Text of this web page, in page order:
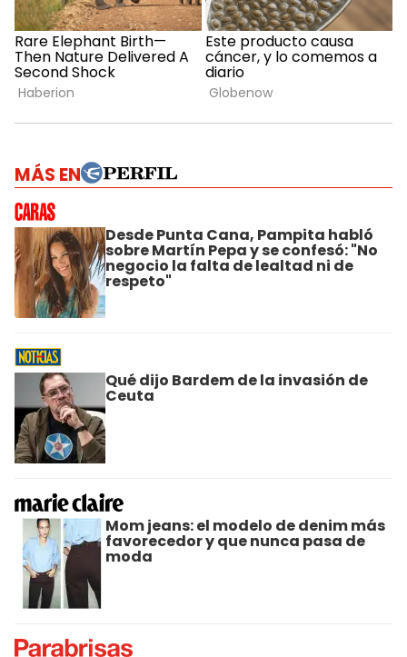
MÁS EN
Desde Punta Cana, Pampita habló
sobre Martín Pepa y se confesó: "No
negocio la falta de lealtad ni de
respeto"
Qué dijo Bardem de la invasión de
Ceuta
Mom jeans: el modelo de denim más
favorecedor y que nunca pasa de
moda